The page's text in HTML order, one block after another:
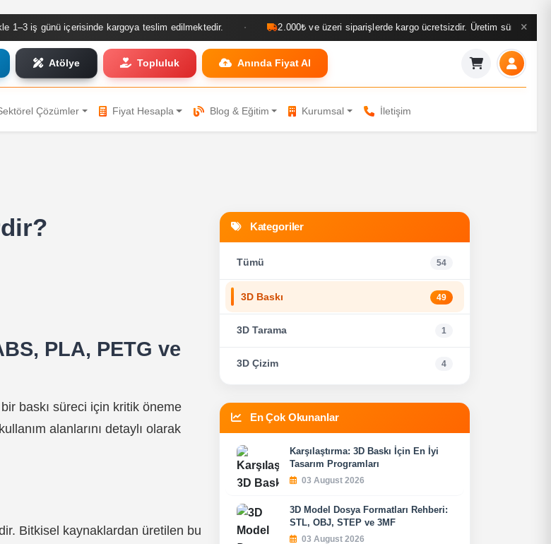
teslim edilmektedir. · 2.000₺ ve üzeri siparişlerde kargo ücretsizdir. Üretim süresi iş yoğunluğuna bağlı olarak
Atölye Topluluk Anında Fiyat Al
Çözümler Fiyat Hesapla Blog & Eğitim Kurumsal İletişim
PLA, PETG ve
baskı süreci için kritik öneme
alanlarını detaylı olarak
Bitkisel kaynaklardan üretilen bu
Kategoriler
Tümü 54
3D Baskı 49
3D Tarama 1
3D Çizim 4
En Çok Okunanlar
Karşılaştırma: 3D Baskı İçin En İyi
Tasarım Programları
03 August 2026
3D Model Dosya Formatları Rehberi:
STL, OBJ, STEP ve 3MF
03 August 2026